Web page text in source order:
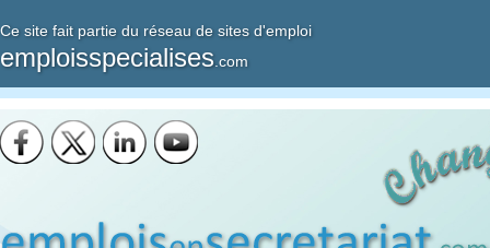
Ce site fait partie du réseau de sites d'emploi
emploisspecialises .com